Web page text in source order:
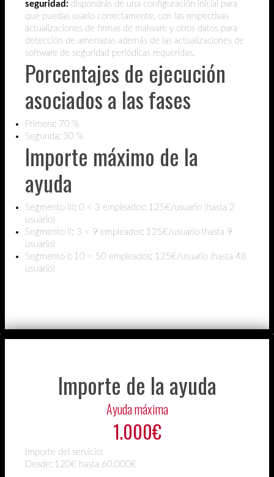
seguridad: dispondrás de una configuración inicial para
que puedas usarlo correctamente, con las respectivas
actualizaciones de firmas de malware y otros datos para
detección de amenazas además de las actualizaciones de
software de seguridad periódicas requeridas.
Porcentajes de ejecución
asociados a las fases
Primera: 70 %
Segunda: 30 %
Importe máximo de la
ayuda
Segmento III: 0 < 3 empleados: 125€/usuario (hasta 2
usuario)
Segmento II: 3 < 9 empleados: 125€/usuario (hasta 9
usuario)
Segmento I: 10 < 50 empleados: 125€/usuario (hasta 48
usuario)
Importe de la ayuda
Ayuda máxima
1.000€
Importe del servicio:
Desde: 120€ hasta 60.000€